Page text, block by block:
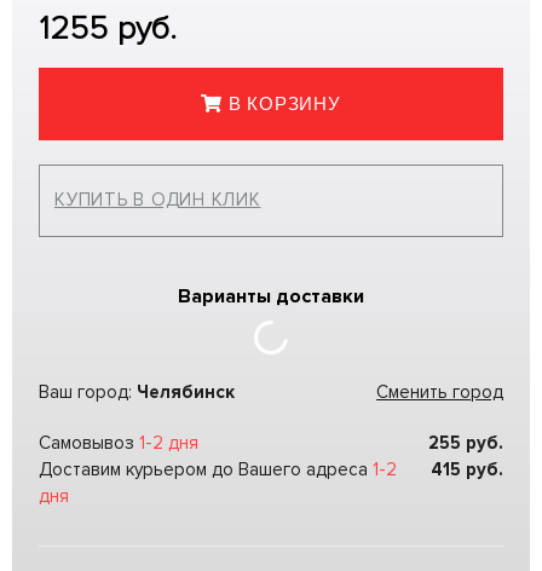
1255 руб.
В КОРЗИНУ
КУПИТЬ В ОДИН КЛИК
Варианты доставки
Ваш город: Челябинск Сменить город
Самовывоз 1-2 дня 255 руб.
Доставим курьером до Вашего адреса 1-2
дня
415 руб.